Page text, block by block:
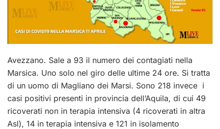
Avezzano. Sale a 93 il numero dei contagiati nella
Marsica. Uno solo nel giro delle ultime 24 ore. Si tratta
di un uomo di Magliano dei Marsi. Sono 218 invece i
casi positivi presenti in provincia dell’Aquila, di cui 49
ricoverati non in terapia intensiva (4 ricoverati in altra
Asl), 14 in terapia intensiva e 121 in isolamento